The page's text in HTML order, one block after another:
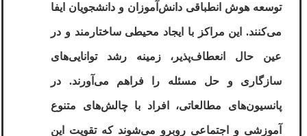
توسعه هوش انطباقی دانش‌آموزان و دانشجویان ایفا
می‌کنند. این مراکز با ایجاد محیطی ساختارمند و در
عین حال انعطاف‌پذیر، زمینه رشد توانایی‌های
سازگاری و حل مسئله را فراهم می‌آورند. در
پانسیون‌های مطالعاتی، افراد با چالش‌های متنوع
آموزشی و اجتماعی روبرو می‌شوند که تقویت این